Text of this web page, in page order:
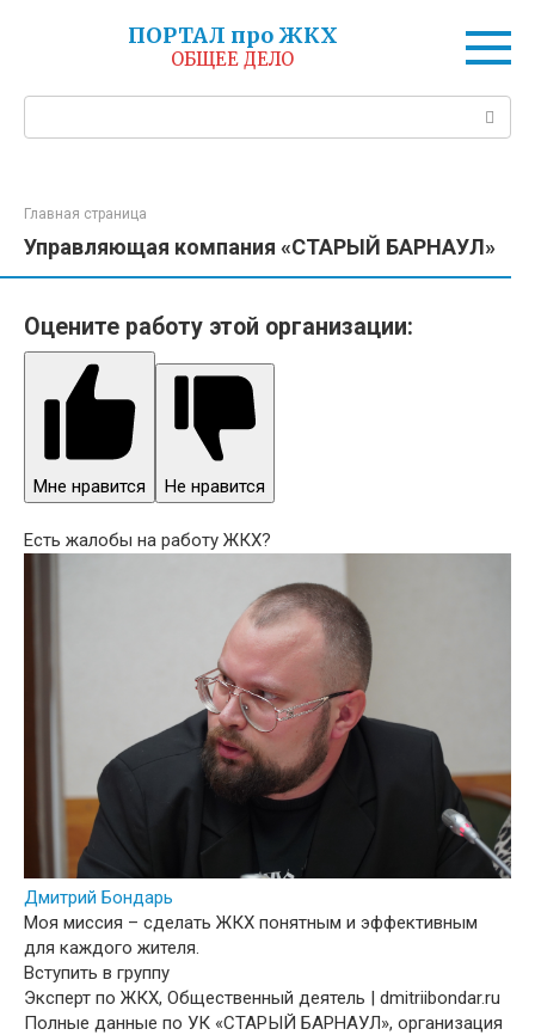
ПОРТАЛ про ЖКХ
ОБЩЕЕ ДЕЛО
Поиск:
Главная страница
Управляющая компания «СТАРЫЙ БАРНАУЛ»
Оцените работу этой организации:
Мне нравится Не нравится
Есть жалобы на работу ЖКХ?
Дмитрий Бондарь
Моя миссия – сделать ЖКХ понятным и эффективным
для каждого жителя.
Вступить в группу
Эксперт по ЖКХ, Общественный деятель | dmitriibondar.ru
Полные данные по УК «СТАРЫЙ БАРНАУЛ», организация